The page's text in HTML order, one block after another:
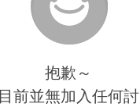
抱歉～
目前並無加入任何討